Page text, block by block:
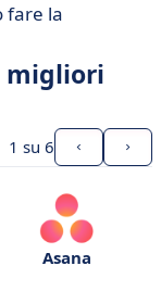
fare la
migliori
1 su 6
Asana